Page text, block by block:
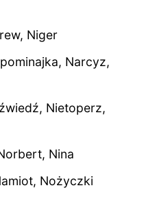
Niger
Narcyz,
Nietoperz,
Nina
Nożyczki